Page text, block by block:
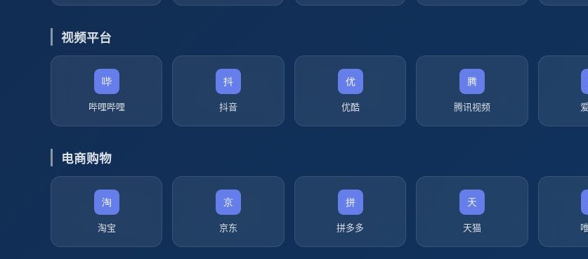
视频平台
哔哩哔哩 抖音 优酷 腾讯视频
电商购物
淘宝 京东 拼多多 天猫